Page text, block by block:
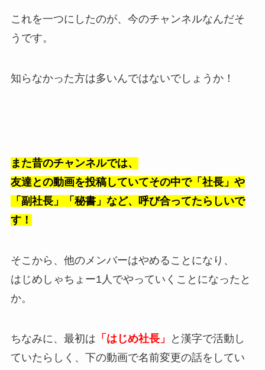
これを一つにしたのが、今のチャンネルなんだそ
うです。
知らなかった方は多いんではないでしょうか！
また昔のチャンネルでは、
友達との動画を投稿していてその中で「社長」や
「副社長」「秘書」など、呼び合ってたらしいで
す！
そこから、他のメンバーはやめることになり、
はじめしゃちょー1人でやっていくことになったと
か。
ちなみに、最初は 「はじめ社長」
と漢字で活動し
ていたらしく、下の動画で名前変更の話をしてい